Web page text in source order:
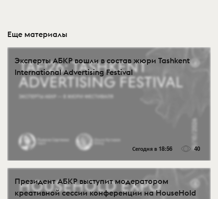
Еще материалы
Эксперты АБКР вошли в состав жюри Tashkent
International Advertising Festival
Сегодня в 18:56 40
Президент АБКР выступит модератором
креативной сессии конференции на HouseHold